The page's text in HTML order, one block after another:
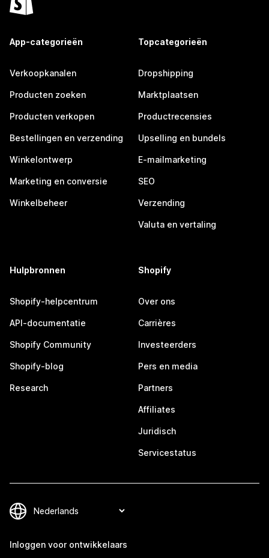
App-categorieën
Verkoopkanalen
Producten zoeken
Producten verkopen
Bestellingen en verzending
Winkelontwerp
Marketing en conversie
Winkelbeheer
Topcategorieën
Dropshipping
Marktplaatsen
Productrecensies
Upselling en bundels
E-mailmarketing
SEO
Verzending
Valuta en vertaling
Hulpbronnen
Shopify-helpcentrum
API-documentatie
Shopify Community
Shopify-blog
Research
Shopify
Over ons
Carrières
Investeerders
Pers en media
Partners
Affiliates
Juridisch
Servicestatus
Inloggen voor ontwikkelaars